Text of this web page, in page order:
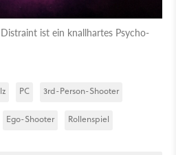
ist ein knallhartes Psycho-
PC 3rd-Person-Shooter
Ego-Shooter Rollenspiel